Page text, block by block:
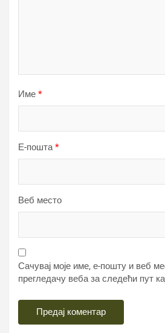
Име *
Е-пошта*
Веб место
Сачувај моје име, е-пошту и веб
прегледачу веба за следећи пут